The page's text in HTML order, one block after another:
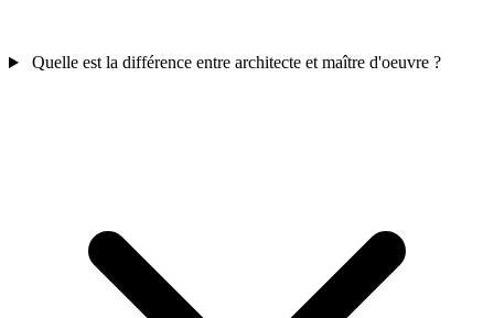
Quelle est la différence entre architecte et maître d'oeuvre ?